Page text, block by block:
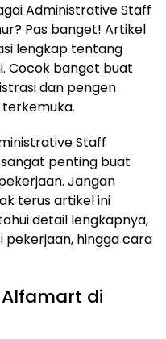
Administrative Staff
Pas banget! Artikel
lengkap tentang
Cocok banget buat
dan pengen
Staff
penting buat
Jangan
terus artikel ini
detail lengkapnya,
pekerjaan, hingga cara
di